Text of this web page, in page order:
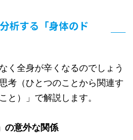
析する「身体のド
く全身が辛くなるのでしょう
考（ひとつのことから関連す
と）」で解説します。
の意外な関係